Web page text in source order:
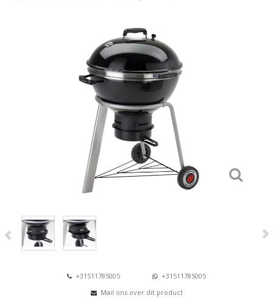
+31511785005
+31511785005
Mail ons over dit product